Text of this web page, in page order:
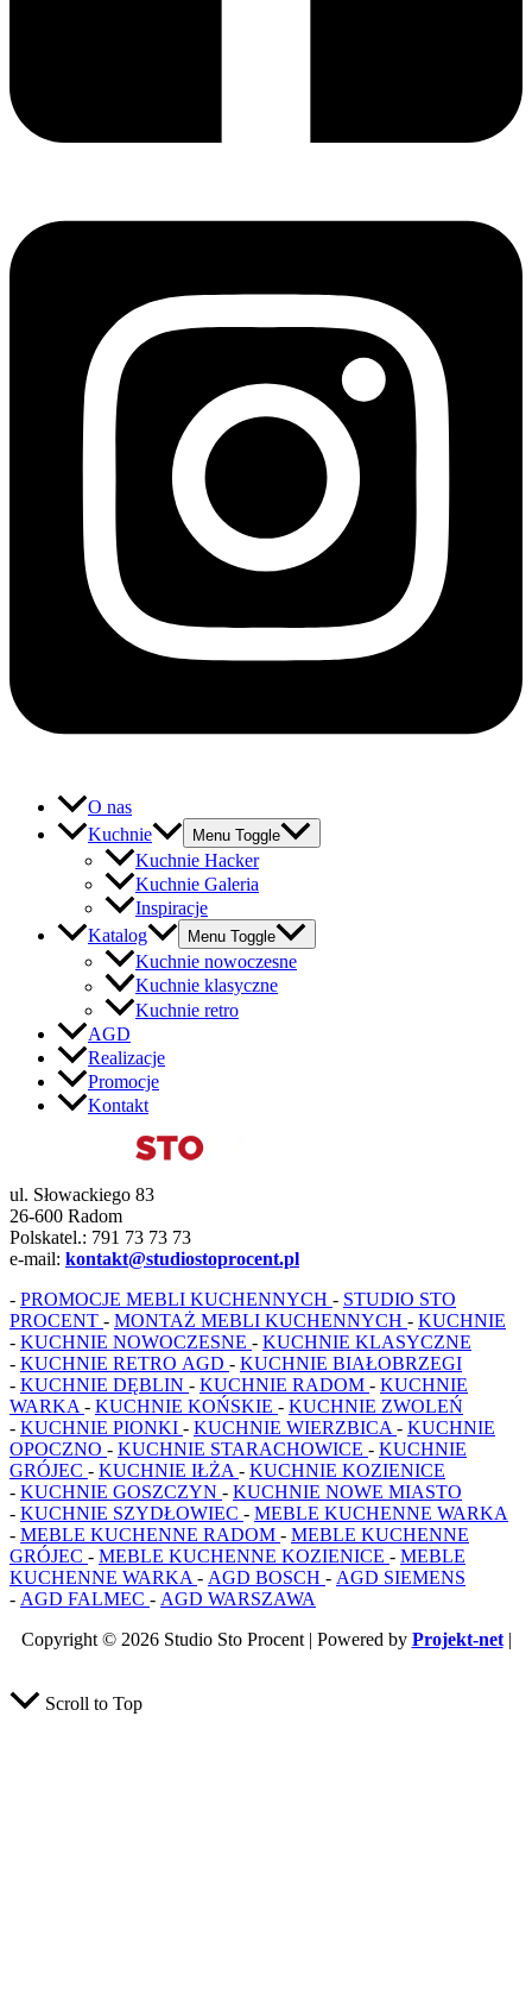
O nas
Kuchnie
Menu Toggle
Kuchnie Hacker
Kuchnie Galeria
Inspiracje
Katalog
Menu Toggle
Kuchnie nowoczesne
Kuchnie klasyczne
Kuchnie retro
AGD
Realizacje
Promocje
Kontakt
ul. Słowackiego 83
26-600 Radom
Polskatel.: 791 73 73 73
e-mail: kontakt@studiostoprocent.pl
- PROMOCJE MEBLI KUCHENNYCH - STUDIO STO
PROCENT - MONTAŻ MEBLI KUCHENNYCH - KUCHNIE
- KUCHNIE NOWOCZESNE - KUCHNIE KLASYCZNE
- KUCHNIE RETRO AGD - KUCHNIE BIAŁOBRZEGI
- KUCHNIE DĘBLIN - KUCHNIE RADOM - KUCHNIE
WARKA - KUCHNIE KOŃSKIE - KUCHNIE ZWOLEŃ
- KUCHNIE PIONKI - KUCHNIE WIERZBICA - KUCHNIE
OPOCZNO - KUCHNIE STARACHOWICE - KUCHNIE
GRÓJEC - KUCHNIE IŁŻA - KUCHNIE KOZIENICE
- KUCHNIE GOSZCZYN - KUCHNIE NOWE MIASTO
- KUCHNIE SZYDŁOWIEC - MEBLE KUCHENNE WARKA
- MEBLE KUCHENNE RADOM - MEBLE KUCHENNE
GRÓJEC - MEBLE KUCHENNE KOZIENICE - MEBLE
KUCHENNE WARKA - AGD BOSCH - AGD SIEMENS
- AGD FALMEC - AGD WARSZAWA
Copyright © 2026 Studio Sto Procent | Powered by Projekt-net|
Scroll to Top